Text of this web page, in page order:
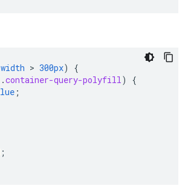
width > 300px)
{
.container-query-polyfill )
{
;
;